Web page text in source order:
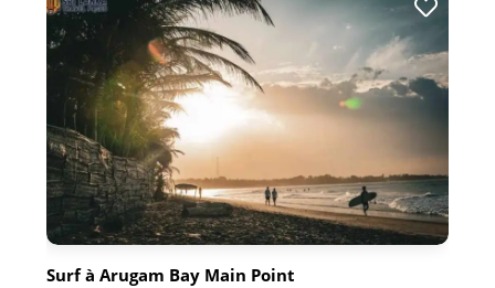
Surf à Arugam Bay Main Point